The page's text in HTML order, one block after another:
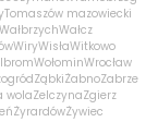
Tomaszów mazowiecki
WałbrzychWałcz
WiryWisłaWitkowo
WołominWrocław
ZąbkiŻabnoZabrze
wolaZelczynaZgierz
ŻyrardówŻywiec